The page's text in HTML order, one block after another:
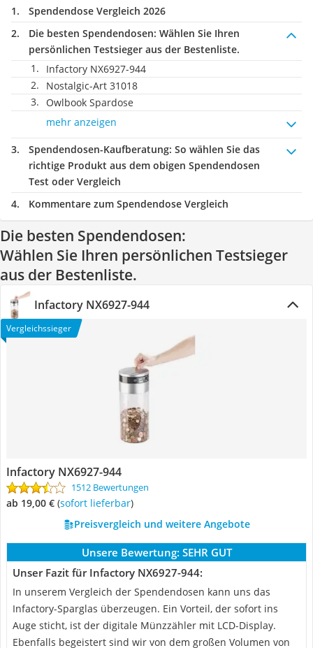
Spendendose Vergleich 2026
Die besten Spendendosen: Wählen Sie Ihren
persönlichen Testsieger aus der Bestenliste.
Infactory ‎NX6927-944
Nostalgic-Art 31018
Owlbook Spardose
mehr anzeigen
Spendendosen-Kaufberatung: So wählen Sie das
richtige Produkt aus dem obigen Spendendosen
Test oder Vergleich
Kommentare zum Spendendose Vergleich
Die besten Spendendosen:
Wählen Sie Ihren persönlichen Testsieger
aus der Bestenliste.
Infactory ‎NX6927-944
Vergleichssieger
Infactory ‎NX6927-944
1512 Bewertungen
ab 19,00 € ( Sofort lieferbar)
Preisvergleich und weitere Angebote
Unsere Bewertung: SEHR GUT
Unser Fazit für Infactory ‎NX6927-944:
In unserem Vergleich der Spendendosen kann uns das
Infactory-Sparglas überzeugen. Ein Vorteil, der sofort ins
Auge sticht, ist der digitale Münzzähler mit LCD-Display.
Ebenfalls begeistert sind wir von dem großen Volumen von